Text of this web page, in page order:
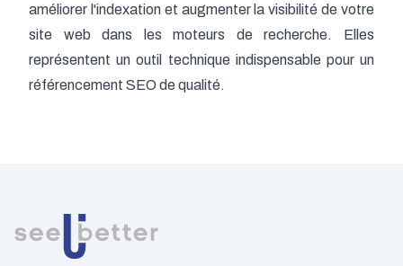
améliorer l'indexation et augmenter la visibilité de votre
site web dans les moteurs de recherche. Elles
représentent un outil technique indispensable pour un
référencement SEO de qualité.